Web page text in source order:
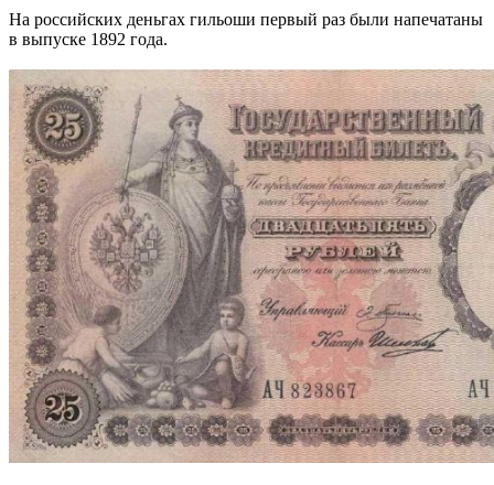
На российских деньгах гильоши первый раз были напечатаны
в выпуске 1892 года.